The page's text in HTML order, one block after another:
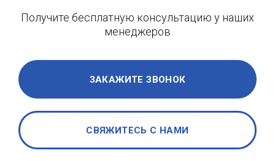
Получите бесплатную консультацию у наших
менеджеров
ЗАКАЖИТЕ ЗВОНОК
СВЯЖИТЕСЬ С НАМИ